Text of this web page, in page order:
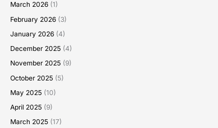
March 2026 (1)
February 2026 (3)
January 2026 (4)
December 2025 (4)
November 2025 (9)
October 2025 (5)
May 2025 (10)
April 2025 (9)
March 2025 (17)